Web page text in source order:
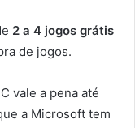
2 a 4 jogos grátis
de jogos.
vale a pena até
a Microsoft tem